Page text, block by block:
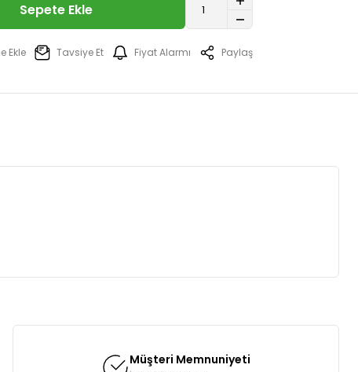
Sepete Ekle
Tavsiye Et Fiyat Alarmı Paylaş
Müşteri Memnuniyeti